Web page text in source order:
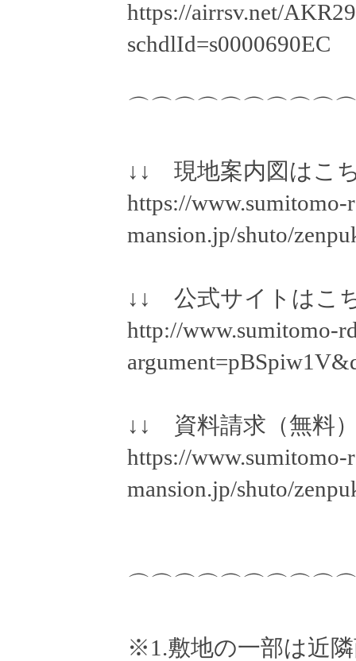
https://airrsv.net/
schdlId=s0000690EC
↓↓ 現地案内図はこ
https://www.sumitomo-
mansion.jp/shuto/
↓↓ 公式サイトはこ
http://www.sumitomo-
↓↓ 資料請求（無料
https://www.sumitomo-
mansion.jp/shuto/
※1.敷地の一部は近